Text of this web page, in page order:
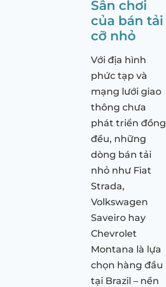
Sân chơi
của bán tải
cỡ nhỏ
Với địa hình
phức tạp và
mạng lưới giao
thông chưa
phát triển đồng
đều, những
dòng bán tải
nhỏ như Fiat
Strada,
Volkswagen
Saveiro hay
Chevrolet
Montana là lựa
chọn hàng đầu
tại Brazil – nền